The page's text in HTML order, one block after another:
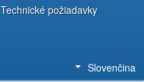
Technické požiadavky
Slovenčina